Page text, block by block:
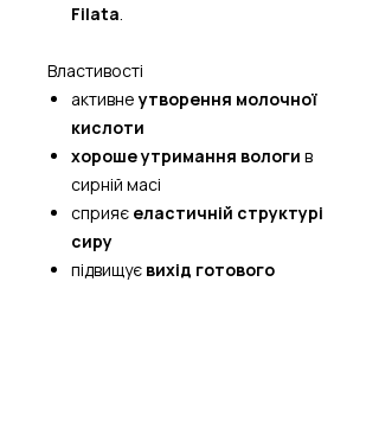
Filata.
Властивості
активнеутворення молочної
кислоти
хороше утримання вологи в
сирній масі
сприяє еластичній структурі
сиру
підвищує вихід готового